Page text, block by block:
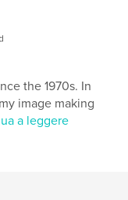
the 1970s. In
image making
a leggere